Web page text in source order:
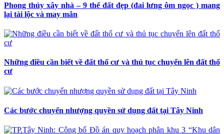
Phong thủy xây nhà – 9 thế đất đẹp (đai lưng ôm ngọc ) mang
lại tài lộc và may mắn
Những điều cần biết về đất thổ cư và thủ tục chuyển lên đất thổ
cư
Các bước chuyển nhượng quyền sử dụng đất tại Tây Ninh